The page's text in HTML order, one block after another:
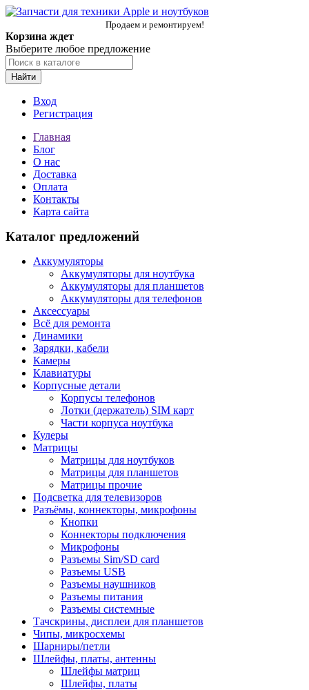
Продаем и ремонтируем!
Корзина ждет
Выберите любое предложение
Найти
Вход
Регистрация
Главная
Блог
О нас
Доставка
Оплата
Контакты
Карта сайта
Каталог предложений
Аккумуляторы
Аккумуляторы для ноутбука
Аккумуляторы для планшетов
Аккумуляторы для телефонов
Аксессуары
Всё для ремонта
Динамики
Зарядки, кабели
Камеры
Клавиатуры
Корпусные детали
Корпусы телефонов
Лотки (держатель) SIM карт
Части корпуса ноутбука
Кулеры
Матрицы
Матрицы для ноутбуков
Матрицы для планшетов
Матрицы прочие
Подсветка для телевизоров
Разъёмы, коннекторы, микрофоны
Кнопки
Коннекторы подключения
Микрофоны
Разъемы Sim/SD card
Разъемы USB
Разъемы наушников
Разъемы питания
Разъемы системные
Тачскрины, дисплеи для планшетов
Чипы, микросхемы
Шарниры/петли
Шлейфы, платы, антенны
Шлейфы матриц
Шлейфы, платы